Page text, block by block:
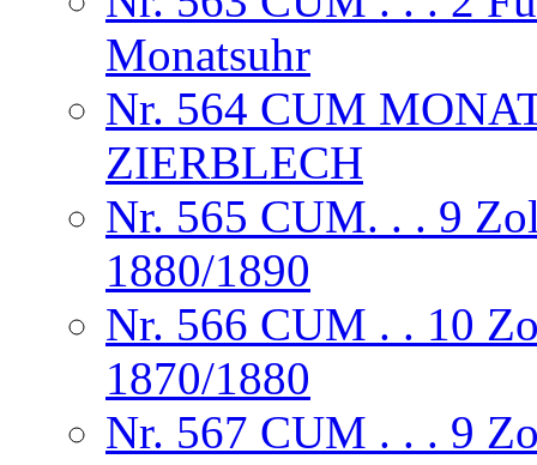
Monatsuhr
Nr. 564 CUM
ZIERBLECH
Nr. 565 CUM. . . 9
1880/1890
Nr. 566 CUM . . 10
1870/1880
Nr. 567 CUM . . . 9